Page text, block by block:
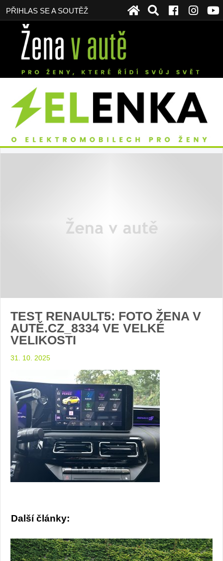
PŘIHLAS SE A SOUTĚŽ
TEST RENAULT5: FOTO ŽENA V
AUTĚ.CZ_8334 VE VELKÉ
VELIKOSTI
31. 10. 2025
Další články: